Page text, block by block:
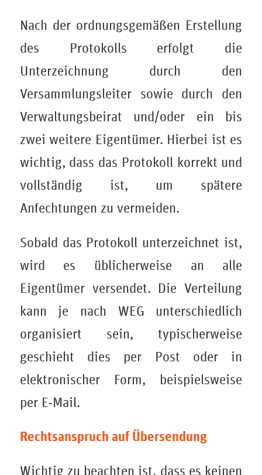
Nach der ordnungsgemäßen Erstellung
des Protokolls erfolgt die
Unterzeichnung durch den
Versammlungsleiter sowie durch den
Verwaltungsbeirat und/oder ein bis
zwei weitere Eigentümer. Hierbei ist es
wichtig, dass das Protokoll korrekt und
vollständig ist, um spätere
Anfechtungen zu vermeiden.
Sobald das Protokoll unterzeichnet ist,
wird es üblicherweise an alle
Eigentümer versendet. Die Verteilung
kann je nach WEG unterschiedlich
organisiert sein, typischerweise
geschieht dies per Post oder in
elektronischer Form, beispielsweise
per E-Mail.
Rechtsanspruch auf Übersendung
Wichtig zu beachten ist, dass es keinen